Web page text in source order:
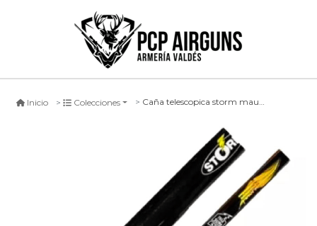
Inicio Colecciones Caña telescopica storm maupiti surf, 390cm